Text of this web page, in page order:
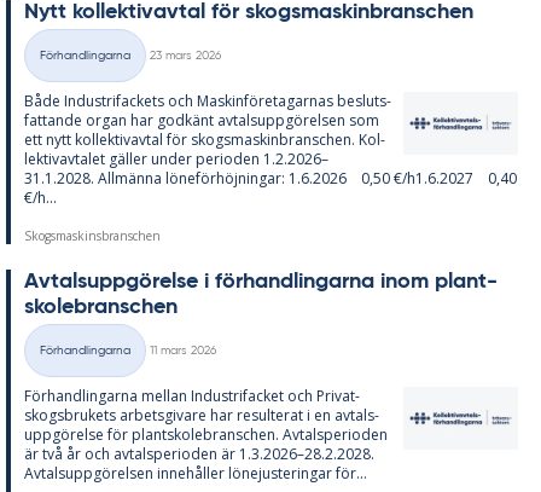
Nytt kol­lek­tivav­tal för skogs­ma­skin­branschen
Kategorier
Förhandlingarna
23 mars 2026
Både In­du­stri­fac­kets och Ma­skin­fö­re­ta­gar­nas be­sluts­
fat­tan­de or­gan har god­känt av­tals­upp­gö­rel­sen som
ett nytt kol­lek­tivav­tal för skogs­ma­skin­branschen. Kol­
lek­tivav­ta­let gäl­ler un­der pe­ri­o­den 1.2.2026–
31.1.2028. All­män­na lö­ne­för­höj­ning­ar: 1.6.2026 0,50 €/h1.6.2027 0,40
€/h...
Skogsmaskinsbranschen
Av­tals­upp­gö­rel­se i för­hand­ling­ar­na inom plant­
sko­lebranschen
Kategorier
Förhandlingarna
11 mars 2026
För­hand­ling­ar­na mel­lan In­du­stri­fac­ket och Pri­vat­
skogs­bru­kets ar­bets­gi­va­re har re­sul­te­rat i en av­tals­
upp­gö­rel­se för plant­sko­lebranschen. Av­tal­s­pe­ri­o­den
är två år och av­tal­s­pe­ri­o­den är 1.3.2026–28.2.2028.
Av­tals­upp­gö­rel­sen in­ne­hål­ler lö­ne­ju­ste­ring­ar för...